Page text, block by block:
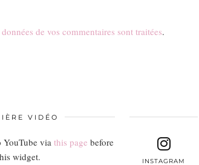
de vos commentaires sont traitées.
VIDÉO
YouTube via this page before
widget.
INSTAGRAM